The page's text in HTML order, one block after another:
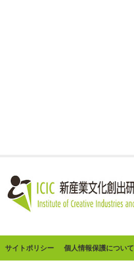
サイトポリシー 個人情報保護について